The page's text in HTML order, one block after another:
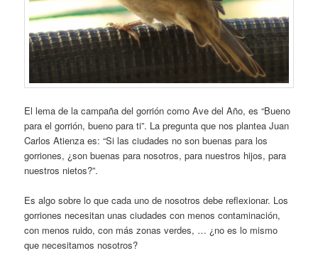
El lema de la campaña del gorrión como Ave del Año, es “Bueno
para el gorrión, bueno para ti”. La pregunta que nos plantea Juan
Carlos Atienza es: “Si las ciudades no son buenas para los
gorriones, ¿son buenas para nosotros, para nuestros hijos, para
nuestros nietos?”.
Es algo sobre lo que cada uno de nosotros debe reflexionar. Los
gorriones necesitan unas ciudades con menos contaminación,
con menos ruido, con más zonas verdes, … ¿no es lo mismo
que necesitamos nosotros?